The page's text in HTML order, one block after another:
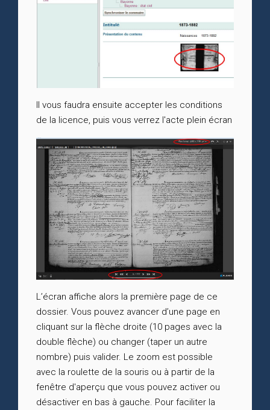
Il vous faudra ensuite accepter les conditions
de la licence, puis vous verrez l'acte plein écran
L’écran affiche alors la première page de ce
dossier. Vous pouvez avancer d’une page en
cliquant sur la flèche droite (10 pages avec la
double flèche) ou changer (taper un autre
nombre) puis valider. Le zoom est possible
avec la roulette de la souris ou à partir de la
fenêtre d'aperçu que vous pouvez activer ou
désactiver en bas à gauche. Pour faciliter la